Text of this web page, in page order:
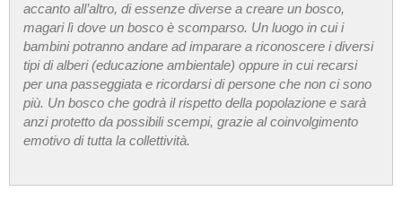
accanto all’altro, di essenze diverse a creare un bosco,
magari lì dove un bosco è scomparso. Un luogo in cui i
bambini potranno andare ad imparare a riconoscere i diversi
tipi di alberi (educazione ambientale) oppure in cui recarsi
per una passeggiata e ricordarsi di persone che non ci sono
più. Un bosco che godrà il rispetto della popolazione e sarà
anzi protetto da possibili scempi, grazie al coinvolgimento
emotivo di tutta la collettività.